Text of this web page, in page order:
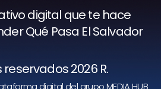
digital que te hace
Qué Pasa El Salvador
2026 R.
digital del grupo MEDIA HUB